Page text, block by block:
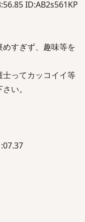
ID:AB2s561KP
すぎず、趣味等を
ってカッコイイ等
い。